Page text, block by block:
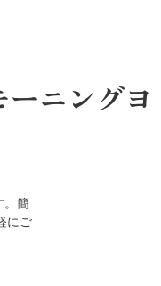
ニングヨ
。簡
にご